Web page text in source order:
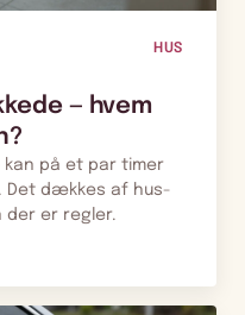
HUS
— hvem
kan på et par timer
Det dækkes af hus-
der er regler.